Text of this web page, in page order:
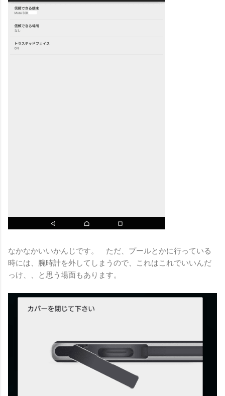
なかなかいいかんじです。 ただ、プールとかに行っている
時には、腕時計を外してしまうので、これはこれでいいんだ
っけ、、と思う場面もあります。